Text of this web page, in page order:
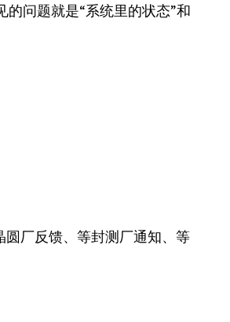
问题就是“系统里的状态”和
圆厂反馈、等封测厂通知、等